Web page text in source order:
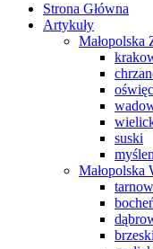
Strona Główna
Artykuły
Małopolska
suski
Małopolska
brzeski